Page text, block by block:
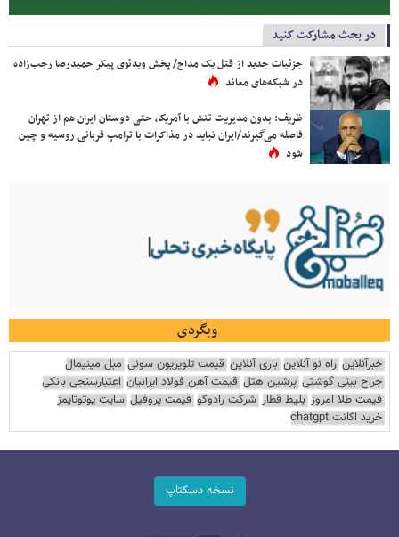
در بحث مشارکت کنید
جزئیات جدید از قتل یک مداح/ پخش ویدئوی پیکر حمیدرضا رجب‌زاده
در شبکه‌های معاند
ظریف: بدون مدیریت تنش با آمریکا، حتی دوستان ایران هم از تهران
فاصله می‌گیرند/ایران نباید در مذاکرات با ترامپ قربانی روسیه و چین
شود
وبگردی
خبرآنلاین راه نو آنلاین بازی آنلاین قیمت تلویزیون سونی مبل مینیمال
جراح بینی گوشتی پرشین هتل قیمت آهن فولاد ایرانیان اعتبارسنجی بانکی
قیمت طلا امروز بلیط قطار شرکت رادوکو قیمت پروفیل سایت یوتوتایمز
خرید اکانت chatgpt
نسخه دسکتاپ